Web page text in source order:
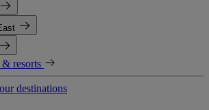
resorts
destinations